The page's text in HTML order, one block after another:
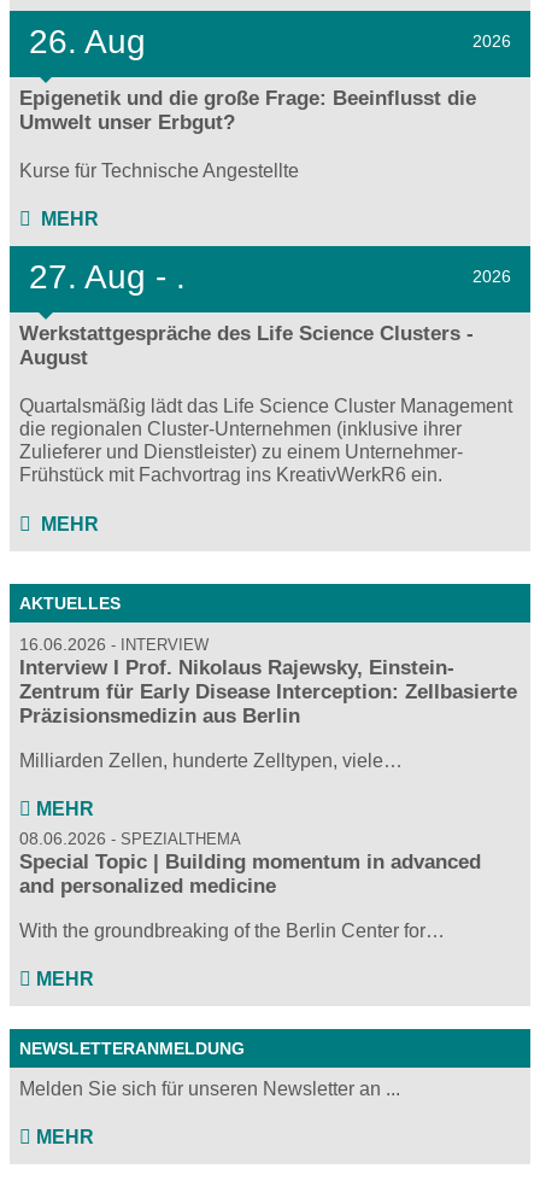
26. Aug 2026
Epigenetik und die große Frage: Beeinflusst die
Umwelt unser Erbgut?
Kurse für Technische Angestellte
MEHR
27. Aug - . 2026
Werkstattgespräche des Life Science Clusters -
August
Quartalsmäßig lädt das Life Science Cluster Management
die regionalen Cluster-Unternehmen (inklusive ihrer
Zulieferer und Dienstleister) zu einem Unternehmer-
Frühstück mit Fachvortrag ins KreativWerkR6 ein.
MEHR
AKTUELLES
16.06.2026 INTERVIEW
Interview I Prof. Nikolaus Rajewsky, Einstein-
Zentrum für Early Disease Interception: Zellbasierte
Präzisionsmedizin aus Berlin
Milliarden Zellen, hunderte Zelltypen, viele…
MEHR
08.06.2026 SPEZIALTHEMA
Special Topic | Building momentum in advanced
and personalized medicine
With the groundbreaking of the Berlin Center for…
MEHR
NEWSLETTERANMELDUNG
Melden Sie sich für unseren Newsletter an ...
MEHR